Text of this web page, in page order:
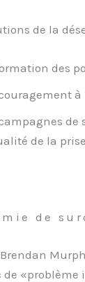
de la
des
de la
de
Brendan
«problème